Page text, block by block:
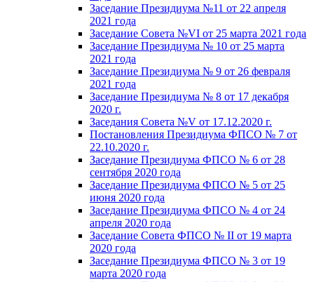
Заседание Президиума №11 от 22 апреля
2021 года
Заседание Совета №VI от 25 марта 2021 года
Заседание Президиума № 10 от 25 марта
2021 года
Заседание Президиума № 9 от 26 февраля
2021 года
Заседание Президиума № 8 от 17 декабря
2020 г.
Заседания Совета №V от 17.12.2020 г.
Постановления Президиума ФПСО № 7 от
22.10.2020 г.
Заседание Президиума ФПСО № 6 от 28
сентября 2020 года
Заседание Президиума ФПСО № 5 от 25
июня 2020 года
Заседание Президиума ФПСО № 4 от 24
апреля 2020 года
Заседание Совета ФПСО № II от 19 марта
2020 года
Заседание Президиума ФПСО № 3 от 19
марта 2020 года